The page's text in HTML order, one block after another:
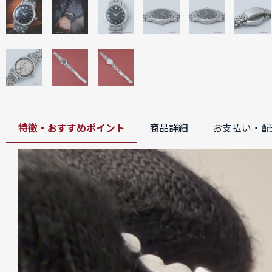
特徴・おすすめポイント 商品詳細 お支払い・